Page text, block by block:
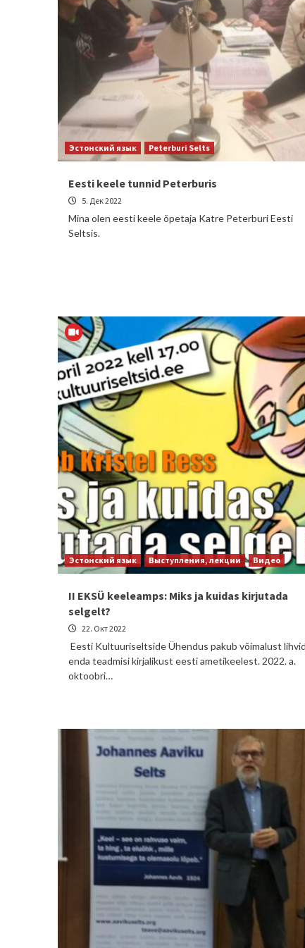
Эстонский язык Peterburi Selts
Eesti keele tunnid Peterburis
5. Дек 2022
Mina olen eesti keele õpetaja Katre Peterburi Eesti
Seltsis.
Эстонский язык Выступления, лекции Видео
II EKSÜ keeleamps: Miks ja kuidas kirjutada
selgelt?
22. Окт 2022
Eesti Kultuuriseltside Ühendus pakub võimalust
enda teadmisi kirjalikust eesti ametikeelest. 2022. a.
oktoobri…